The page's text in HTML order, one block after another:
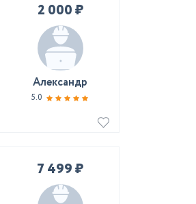
2 000 ₽
Александр
5.0
7 499 ₽